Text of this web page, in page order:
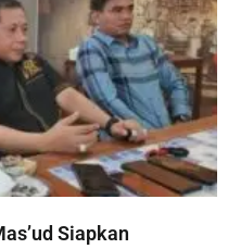
Siapkan